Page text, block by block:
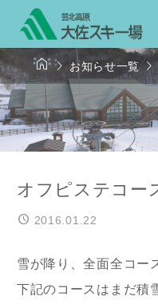
 お知らせ一覧
オフピステコー
2016.01.22
雪が降り、全面全コー
下記のコースはまだ積